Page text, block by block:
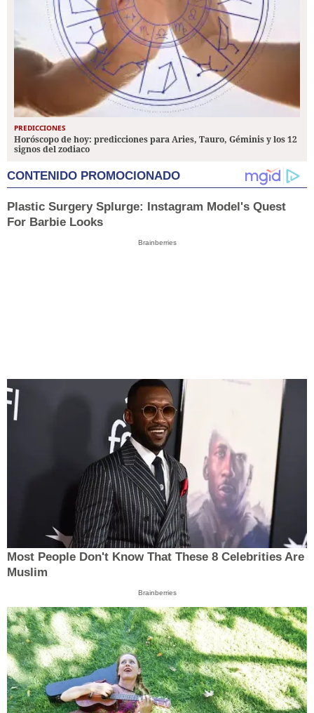
PREDICCIONES
Horóscopo de hoy: predicciones para Aries, Tauro, Géminis y los 12
signos del zodiaco
CONTENIDO PROMOCIONADO
Plastic Surgery Splurge: Instagram Model's Quest
For Barbie Looks
Brainberries
Most People Don't Know That These 8 Celebrities Are
Muslim
Brainberries